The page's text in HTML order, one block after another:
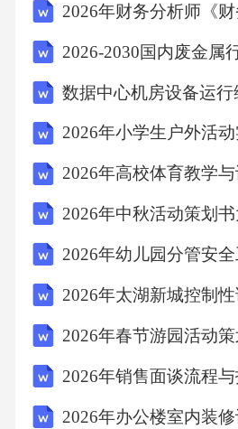
合，共同为孩子的成长创造
园共同努力，中班幼儿定能
发展、身体发展、情感与人
显著进步。好的，2026年中
标文章的编制建议及内容撰
标题2026年中班学期生活活
构引言：简要介绍文章的目
详细阐述中班学期生活活动
结全文，强调实现这些目标
内容1.社交能力的培养目标
养中班学生的团队协作意识
学会尊重他人，形成良好的
写：（1）组织团队活动，鼓
2026年财务分析师《
数据中心机房设备运行
2026年小学生户外活
2026年高校体育教学
2026年中秋活动策划
2026年幼儿园分管安
2026年太湖新城控制
2026年春节游园活动
2026年销售面谈流程
2026年办公楼室内装